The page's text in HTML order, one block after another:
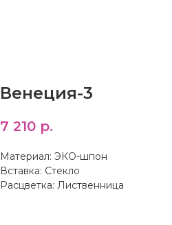
Венеция-3
7 210 р.
Материал: ЭКО-шпон
Вставка: Стекло
Расцветка: Лиственница